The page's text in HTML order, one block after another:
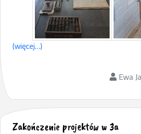
(więcej…)
Ewa
Zakończenie projektów w 3a